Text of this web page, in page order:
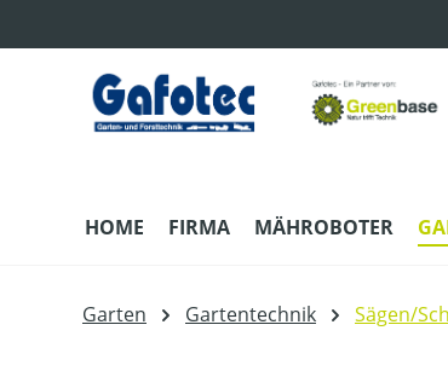
HOME FIRMA MÄHROBOTER
Garten Gartentechnik Sägen/